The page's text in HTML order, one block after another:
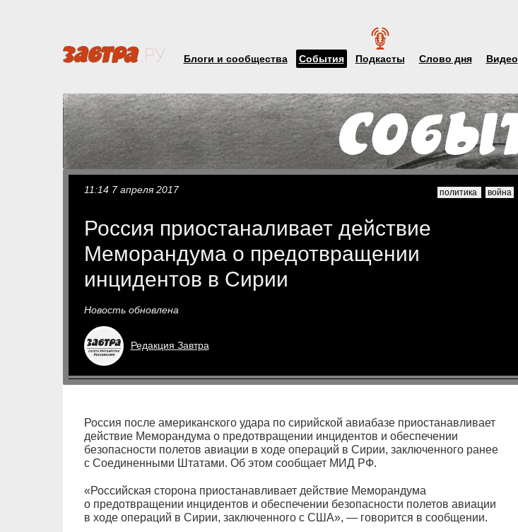
Блоги и сообщества События Подкасты Слово дня Видео
11:14 7 апреля 2017 политика война
Россия приостаналивает действие
Меморандума о предотвращении
инцидентов в Сирии
Новость обновлена
Редакция Завтра
Россия после американского удара по сирийской авиабазе приостанавливает
действие Меморандума о предотвращении инцидентов и обеспечении
безопасности полетов авиации в ходе операций в Сирии, заключенного ранее
с Соединенными Штатами. Об этом сообщает МИД РФ.
«Российская сторона приостанавливает действие Меморандума
о предотвращении инцидентов и обеспечении безопасности полетов авиации
в ходе операций в Сирии, заключенного с США», — говорится в сообщении.